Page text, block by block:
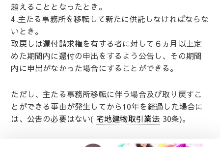
超えることとなったとき。
4.主たる事務所を移転して新たに供託しなければならな
いとき。
取戻しは還付請求権を有する者に対して６ヵ月以上定
めた期間内に還付の申出をするよう公告し、その期間
内に申出がなかった場合にすることができる。
ただし、主たる事務所移転に伴う場合及び取り戻すこ
とができる事由が発生してから10年を経過した場合に
は、公告の必要はない( 宅地建物取引業法 30条)。